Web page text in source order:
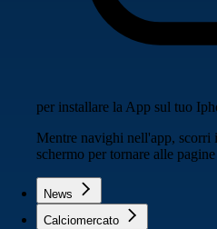
per installare la App sul tuo
Mentre navighi nell'app, scorri
schermo per tornare alle
News
Calciomercato